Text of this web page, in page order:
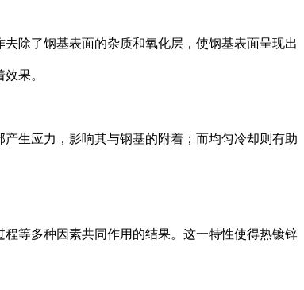
除了钢基表面的杂质和氧化层，使钢基表面呈现出
果。
生应力，影响其与钢基的附着；而均匀冷却则有助
等多种因素共同作用的结果。这一特性使得热镀锌